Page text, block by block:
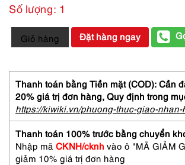
Số lượng: 1
1272-
Caravat-
FERRAGAMO
silk
tie-
Gần
như
mới
số
lượng
Giỏ hàng Đặt hàng ngay
Thanh toán bằng Tiền mặt (COD): Cần
20% giá trị đơn hàng, Quy định trong
https://kiwiki.vn/phuong-thuc-giao-nhan-
Thanh toán 100% trước bằng chuyển
Nhập mã CKNH/cknh vào ô "MÃ GIẢM
giảm 10% giá trị đơn hàng